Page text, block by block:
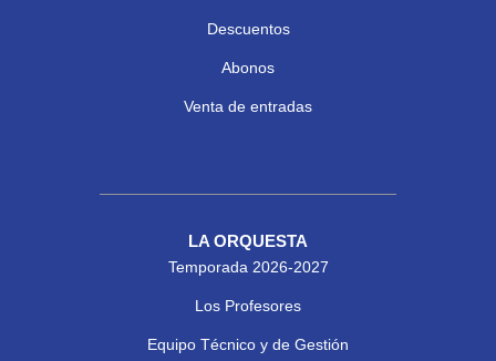
Descuentos
Abonos
Venta de entradas
LA ORQUESTA
Temporada 2026-2027
Los Profesores
Equipo Técnico y de Gestión